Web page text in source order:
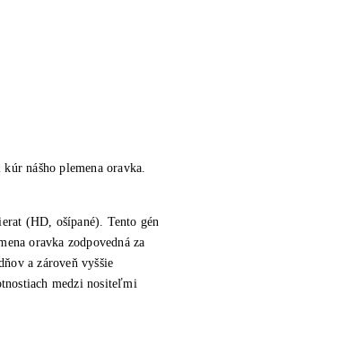
nášho plemena oravka.
(HD, ošípané). Tento gén
oravka zodpovedná za
a zároveň vyššie
medzi nositeľmi